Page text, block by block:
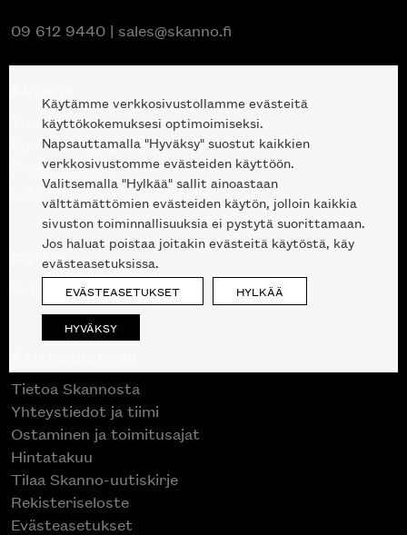
09 612 9440 | sales@skanno.fi
Tuotteet
Suunnittelupalvelu
Projektimyynti
Liike Helsingin keskustassa
Outlet
Poistuvat mallikappaleet
Tietoa Skannosta
Yhteystiedot ja tiimi
Ostaminen ja toimitusajat
Hintatakuu
Tilaa Skanno-uutiskirje
Rekisteriseloste
Evästeasetukset
Käytämme verkkosivustollamme evästeitä
käyttökokemuksesi optimoimiseksi.
Napsauttamalla "Hyväksy" suostut kaikkien
verkkosivustomme evästeiden käyttöön.
Valitsemalla "Hylkää" sallit ainoastaan
välttämättömien evästeiden käytön, jolloin kaikkia
sivuston toiminnallisuuksia ei pystytä suorittamaan.
Jos haluat poistaa joitakin evästeitä käytöstä, käy
evästeasetuksissa.
EVÄSTEASETUKSET HYLKÄÄ
HYVÄKSY